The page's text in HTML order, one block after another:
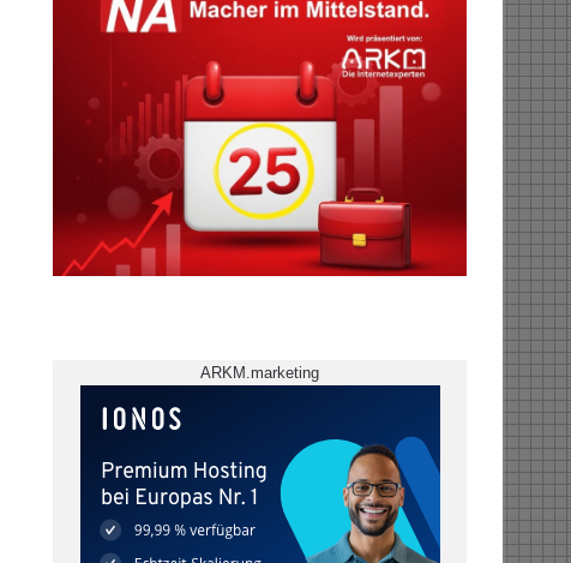
ARKM.marketing